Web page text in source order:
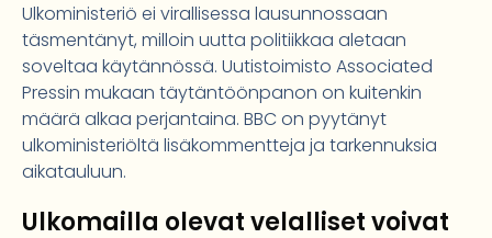
Ulkoministeriö ei virallisessa lausunnossaan
täsmentänyt, milloin uutta politiikkaa aletaan
soveltaa käytännössä. Uutistoimisto Associated
Pressin mukaan täytäntöönpanon on kuitenkin
määrä alkaa perjantaina. BBC on pyytänyt
ulkoministeriöltä lisäkommentteja ja tarkennuksia
aikatauluun.
Ulkomailla olevat velalliset voivat